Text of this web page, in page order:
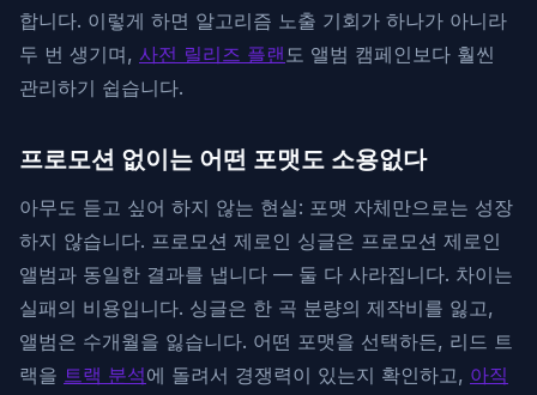
합니다. 이렇게 하면 알고리즘 노출 기회가 하나가 아니라
두 번 생기며, 사전 릴리즈 플랜도 앨범 캠페인보다 훨씬
관리하기 쉽습니다.
프로모션 없이는 어떤 포맷도 소용없다
아무도 듣고 싶어 하지 않는 현실: 포맷 자체만으로는 성장
하지 않습니다. 프로모션 제로인 싱글은 프로모션 제로인
앨범과 동일한 결과를 냅니다 — 둘 다 사라집니다. 차이는
실패의 비용입니다. 싱글은 한 곡 분량의 제작비를 잃고,
앨범은 수개월을 잃습니다. 어떤 포맷을 선택하든, 리드 트
랙을 트랙 분석에 돌려서 경쟁력이 있는지 확인하고, 아직